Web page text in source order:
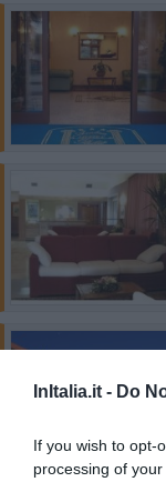
InItalia.it - Do
If you wish to opt-
processing of